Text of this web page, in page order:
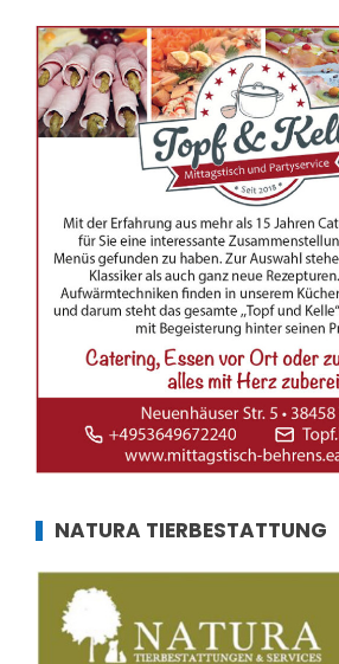
NATURA TIERBESTATTUNG